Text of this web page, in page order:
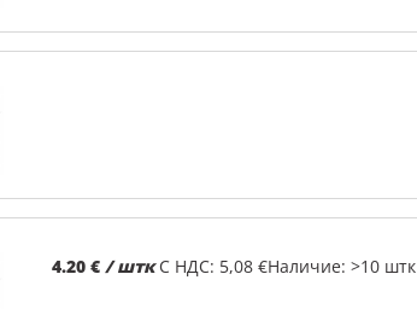
4.20 € / штк С НДС: 5,08 €Наличие: >10 штк